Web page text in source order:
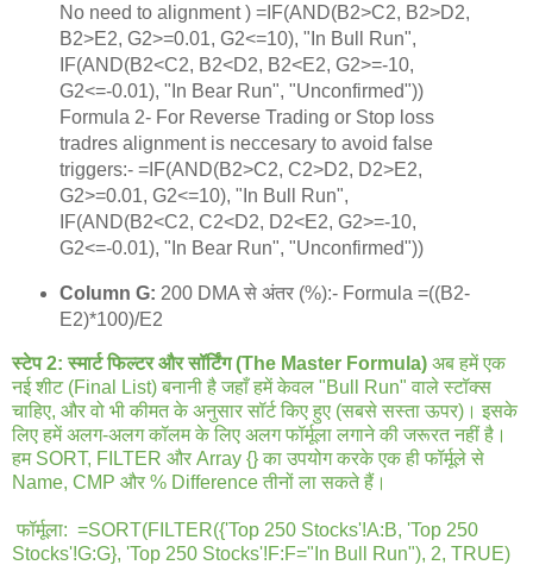
No need to alignment ) =IF(AND(B2>C2, B2>D2,
B2>E2, G2>=0.01, G2<=10), "In Bull Run",
IF(AND(B2<C2, B2<D2, B2<E2, G2>=-10,
G2<=-0.01), "In Bear Run", "Unconfirmed"))
Formula 2- For Reverse Trading or Stop loss
tradres alignment is neccesary to avoid false
triggers:- =IF(AND(B2>C2, C2>D2, D2>E2,
G2>=0.01, G2<=10), "In Bull Run",
IF(AND(B2<C2, C2<D2, D2<E2, G2>=-10,
G2<=-0.01), "In Bear Run", "Unconfirmed"))
Column G: 200 DMA से अंतर (%):- Formula =((B2-
E2)*100)/E2
स्टेप 2: स्मार्ट फिल्टर और सॉर्टिंग (The Master Formula) अब हमें एक
नई शीट (Final List) बनानी है जहाँ हमें केवल "Bull Run" वाले स्टॉक्स
चाहिए, और वो भी कीमत के अनुसार सॉर्ट किए हुए (सबसे सस्ता ऊपर)। इसके
लिए हमें अलग-अलग कॉलम के लिए अलग फॉर्मूला लगाने की जरूरत नहीं है।
हम SORT, FILTER और Array {} का उपयोग करके एक ही फॉर्मूले से
Name, CMP और % Difference तीनों ला सकते हैं।
फॉर्मूला: =SORT(FILTER({'Top 250 Stocks'!A:B, 'Top 250
Stocks'!G:G}, 'Top 250 Stocks'!F:F="In Bull Run"), 2, TRUE)